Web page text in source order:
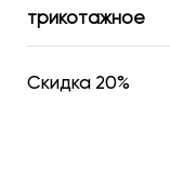
трикотажное
Скидка 20%